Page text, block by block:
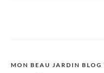
MON BEAU JARDIN BLOG